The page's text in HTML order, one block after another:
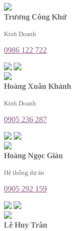
Trương Công Khứ
Kinh Doanh
0986 122 722
Hoàng Xuân Khánh
Kinh Doanh
0905 236 287
Hoàng Ngọc Giàu
Hệ thống dự án
0905 292 159
Lê Huy Trân